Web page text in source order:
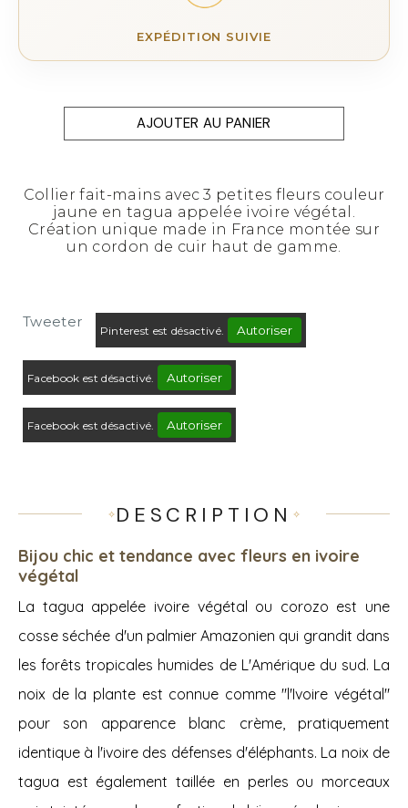
EXPÉDITION SUIVIE
AJOUTER AU PANIER
Collier fait-mains avec 3 petites fleurs couleur
jaune en tagua appelée ivoire végétal.
Création unique made in France montée sur
un cordon de cuir haut de gamme.
Tweeter
Pinterest est désactivé. Autoriser
Facebook est désactivé. Autoriser
Facebook est désactivé. Autoriser
DESCRIPTION
Bijou chic et tendance avec fleurs en ivoire
végétal
La tagua appelée ivoire végétal ou corozo est une
cosse séchée d'un palmier Amazonien qui grandit dans
les forêts tropicales humides de L'Amérique du sud. La
noix de la plante est connue comme "l'Ivoire végétal"
pour son apparence blanc crème, pratiquement
identique à l'ivoire des défenses d'éléphants. La noix de
tagua est également taillée en perles ou morceaux